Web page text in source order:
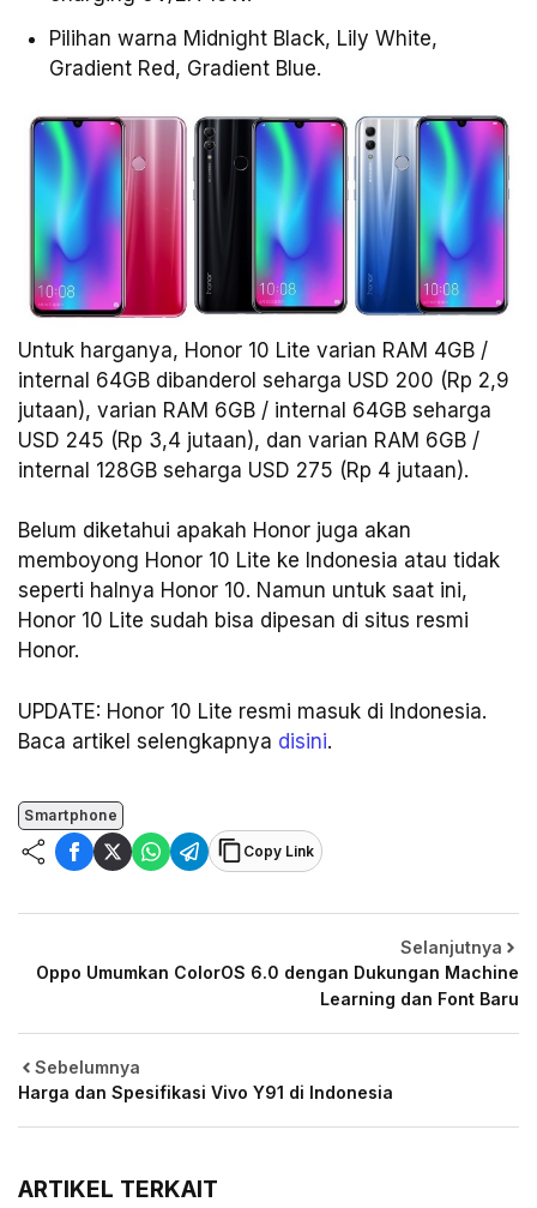
Pilihan warna Midnight Black, Lily White,
Gradient Red, Gradient Blue.
Untuk harganya, Honor 10 Lite varian RAM 4GB /
internal 64GB dibanderol seharga USD 200 (Rp 2,9
jutaan), varian RAM 6GB / internal 64GB seharga
USD 245 (Rp 3,4 jutaan), dan varian RAM 6GB /
internal 128GB seharga USD 275 (Rp 4 jutaan).
Belum diketahui apakah Honor juga akan
memboyong Honor 10 Lite ke Indonesia atau tidak
seperti halnya Honor 10. Namun untuk saat ini,
Honor 10 Lite sudah bisa dipesan di situs resmi
Honor.
UPDATE: Honor 10 Lite resmi masuk di Indonesia.
Baca artikel selengkapnya disini.
Smartphone
Copy Link
Sebelumnya
Harga dan Spesifikasi Vivo Y91 di Indonesia
Selanjutnya
Oppo Umumkan ColorOS 6.0 dengan Dukungan Machine
Learning dan Font Baru
ARTIKEL TERKAIT